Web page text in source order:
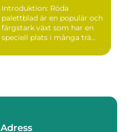
Introduktion: Röda
palettblad är en populär och
färgstark växt som har en
speciell plats i många trä...
Adress